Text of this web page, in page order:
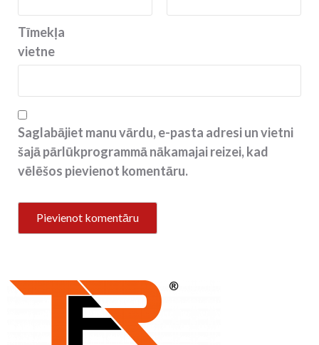
Tīmekļa
vietne
Saglabājiet manu vārdu, e-pasta adresi un vietni
šajā pārlūkprogrammā nākamajai reizei, kad
vēlēšos pievienot komentāru.